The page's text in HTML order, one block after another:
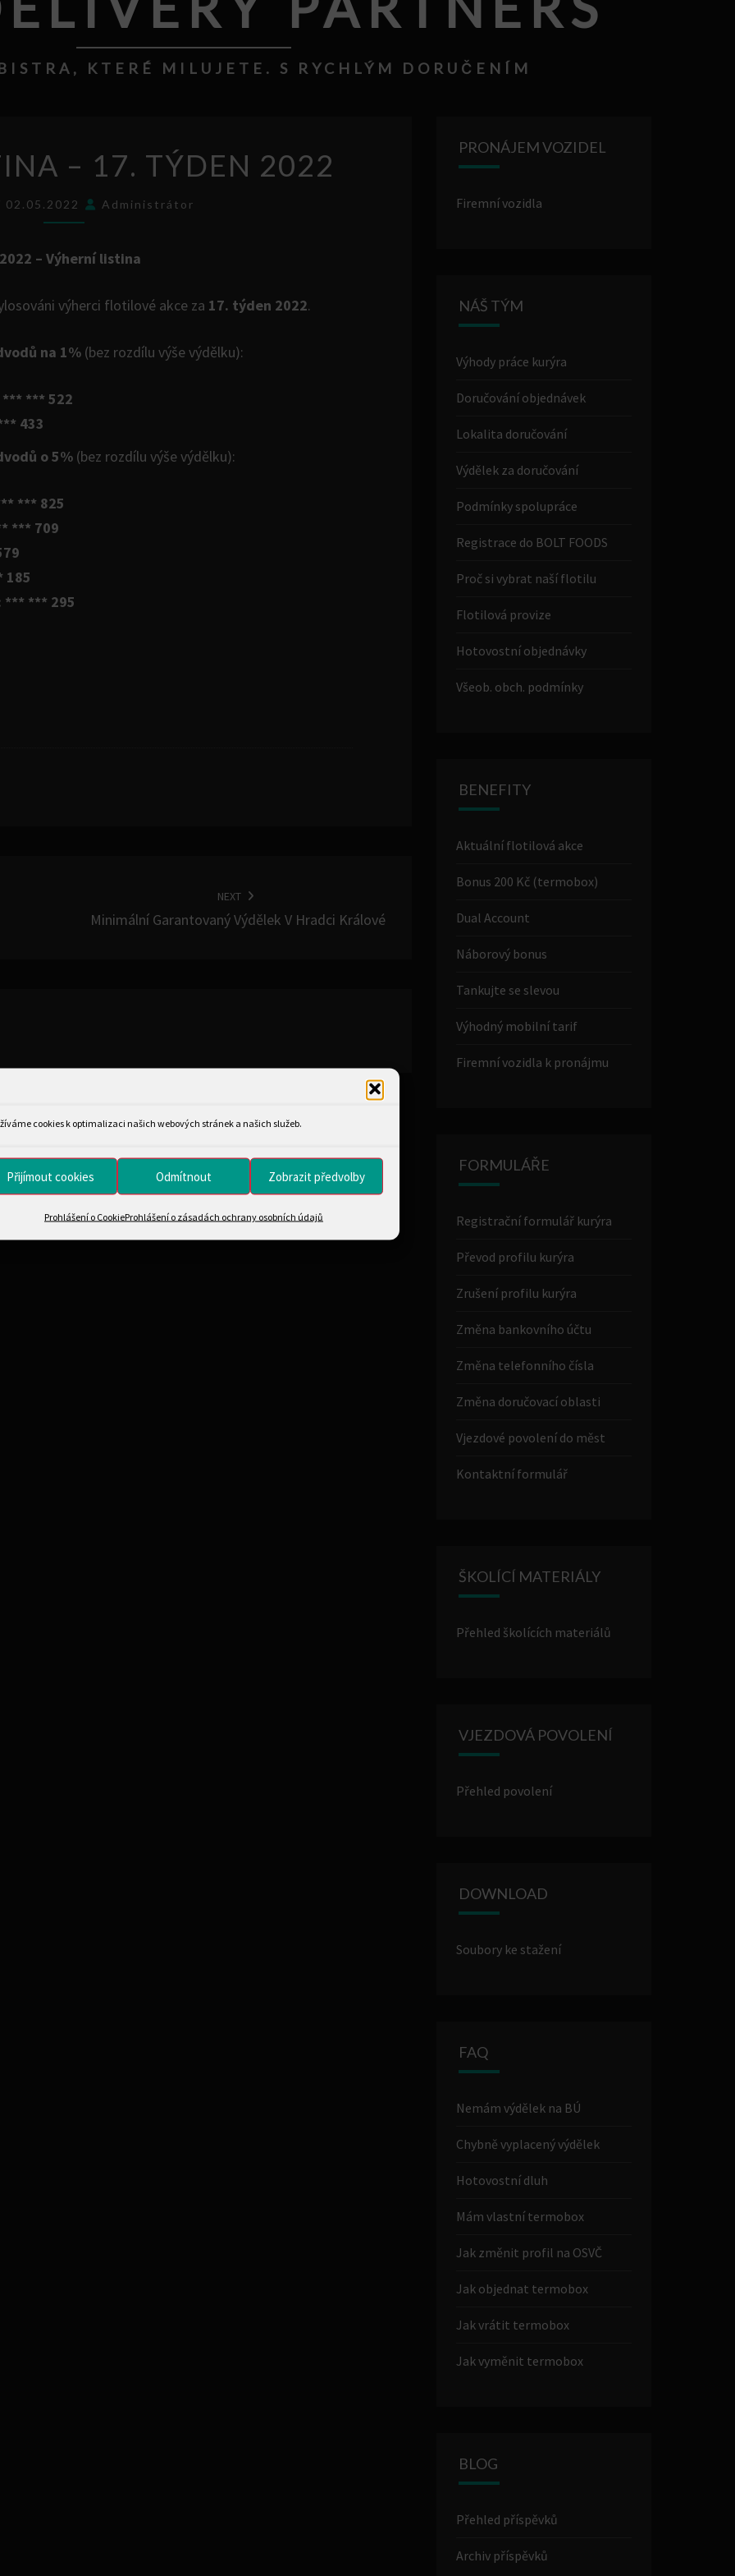
cookies k optimalizaci našich webových stránek a našich služeb.
Přijímout cookies Odmítnout Zobrazit předvolby
Prohlášení o CookieProhlášení o zásadách ochrany osobních údajů
KTERÉ MILUJETE. S RYCHLÝM DORUČENÍM
LISTINA
2022
– 17. TÝDEN 2022
02.05.2022 Administrátor
– Výherní listina
výherci flotilové akce za 17. týden 2022.
na 1% (bez rozdílu výše výdělku):
*** 522
433
o 5% (bez rozdílu výše výdělku):
*** 825
*** 709
185
*** *** 295
NEXT
Minimální Garantovaný Výdělek V Hradci Králové
PRONÁJEM VOZIDEL
Firemní vozidla
NÁŠ TÝM
Výhody práce kurýra
Doručování objednávek
Lokalita doručování
Výdělek za doručování
Podmínky spolupráce
Registrace do BOLT FOODS
Proč si vybrat naší flotilu
Flotilová provize
Hotovostní objednávky
Všeob. obch. podmínky
BENEFITY
Aktuální flotilová akce
Bonus 200 Kč (termobox)
Dual Account
Náborový bonus
Tankujte se slevou
Výhodný mobilní tarif
Firemní vozidla k pronájmu
FORMULÁŘE
Registrační formulář kurýra
Převod profilu kurýra
Zrušení profilu kurýra
Změna bankovního účtu
Změna telefonního čísla
Změna doručovací oblasti
Vjezdové povolení do měst
Kontaktní formulář
ŠKOLÍCÍ MATERIÁLY
Přehled školících materiálů
VJEZDOVÁ POVOLENÍ
Přehled povolení
DOWNLOAD
Soubory ke stažení
FAQ
Nemám výdělek na BÚ
Chybně vyplacený výdělek
Hotovostní dluh
Mám vlastní termobox
Jak změnit profil na OSVČ
Jak objednat termobox
Jak vrátit termobox
Jak vyměnit termobox
BLOG
Přehled příspěvků
Archiv příspěvků